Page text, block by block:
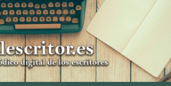
los escritores